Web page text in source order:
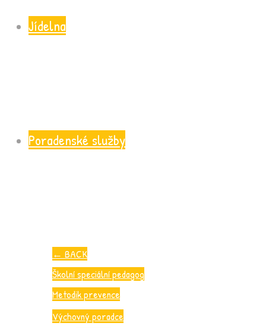
Jídelna
Poradenské služby
← BACK
Školní speciální pedagog
Metodik prevence
Výchovný poradce